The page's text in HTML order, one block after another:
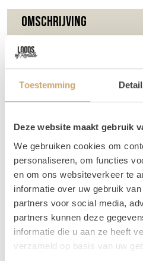
Toestemming
Deze website maakt gebruik
We gebruiken cookies om
personaliseren, om functies
en om ons websiteverkeer te
informatie over uw gebruik
partners voor social media,
partners kunnen deze
informatie die u aan ze heeft
verzameld op basis van uw
Omschrijving
Schroef deze pijl met tekst op
jouw gasten de juiste weg!
outdoor ceremonie waar je
op een locatie met
event, feest, toiletten, etc. We
Nederlands of Engels opzetten.
Let op: We leverengeen
Past de gebeitste look niet bij
deze pijlen ook nog huren met
Tip:Huur bij de pijlen een
pijlen hieraan op!